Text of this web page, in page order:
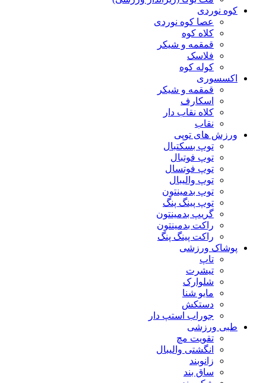
کوه نوردی
عصا کوه نوردی
کلاه کوه
قمقمه و شیکر
فلاسک
کوله کوه
اکسسوری
قمقمه و شیکر
اسکارف
کلاه نقاب دار
نقاب
ورزش های توپی
توپ بسکتبال
توپ فوتبال
توپ فوتسال
توپ والیبال
توپ بدمینتون
توپ پینگ پنگ
گریپ بدمینتون
راکت بدمینتون
راکت پینگ پنگ
پوشاک ورزشی
تاپ
تیشرت
شلوارک
مایو شنا
دستکش
جوراب استپ دار
طبی ورزشی
تقویت مچ
انگشتی واليبال
زانوبند
ساق بند